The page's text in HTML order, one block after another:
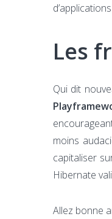
Les
Qui dit
moins
capitaliser
Hibernate
Allez bonne